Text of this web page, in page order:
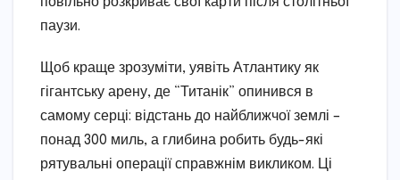
паузи.
Щоб краще зрозуміти, уявіть Атлантику як
гігантську арену, де “Титанік” опинився в
самому серці: відстань до найближчої землі –
понад 300 миль, а глибина робить будь-які
рятувальні операції справжнім викликом. Ці